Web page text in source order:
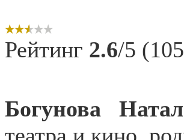
Рейтинг 2.6/5
Богунова